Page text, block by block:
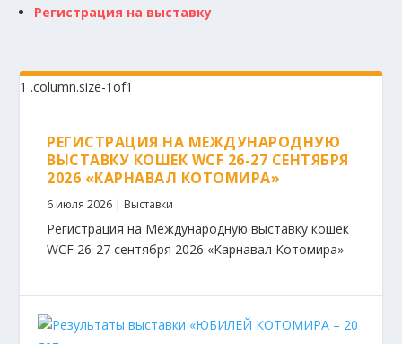
Регистрация на выставку
РЕГИСТРАЦИЯ НА МЕЖДУНАРОДНУЮ
ВЫСТАВКУ КОШЕК WCF 26-27 СЕНТЯБРЯ
2026 «КАРНАВАЛ КОТОМИРА»
6 июля 2026 | Выставки
Регистрация на Международную выставку кошек
WCF 26-27 сентября 2026 «Карнавал Котомира»